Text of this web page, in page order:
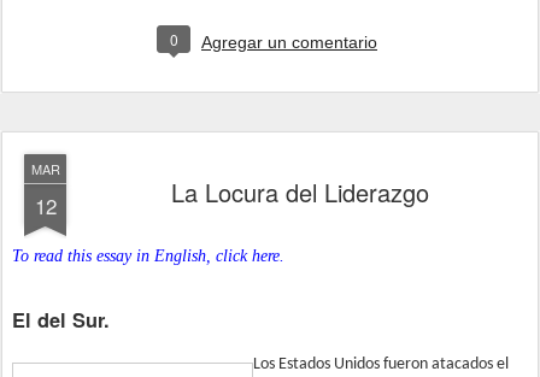
0 Agregar un comentario
MAR
12 La Locura del Liderazgo
To read this essay in English, click here.
El del Sur.
Los Estados Unidos fueron atacados el